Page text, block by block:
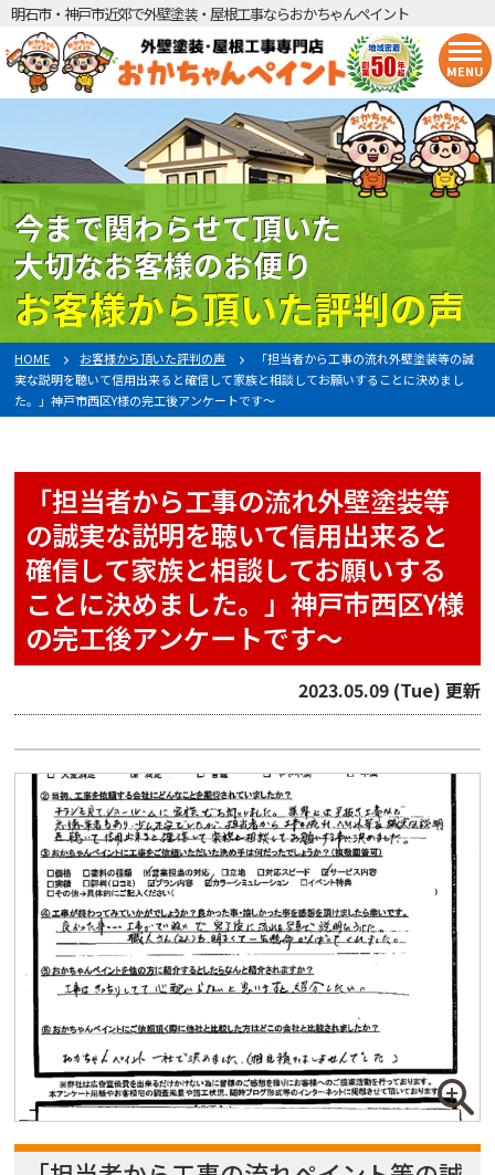
明石市・神戸市近郊で外壁塗装・屋根工事ならおかちゃんペイント
MENU
今まで関わらせて頂いた
大切なお客様のお便り
お客様から頂いた評判の声
HOME お客様から頂いた評判の声
「担当者から工事の流れ外壁塗装等の誠
実な説明を聴いて信用出来ると確信して家族と相談してお願いすることに決めまし
た。」神戸市西区Y様の完工後アンケートです〜
「担当者から工事の流れ外壁塗装等
の誠実な説明を聴いて信用出来ると
確信して家族と相談してお願いする
ことに決めました。」神戸市西区Y様
の完工後アンケートです〜
2023.05.09 (Tue) 更新